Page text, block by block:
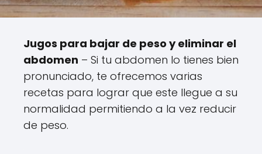
Jugos para bajar de peso y eliminar el
abdomen – Si tu abdomen lo tienes bien
pronunciado, te ofrecemos varias
recetas para lograr que este llegue a su
normalidad permitiendo a la vez reducir
de peso.